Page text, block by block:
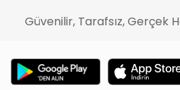
Güvenilir, Tarafsız, Gerçek